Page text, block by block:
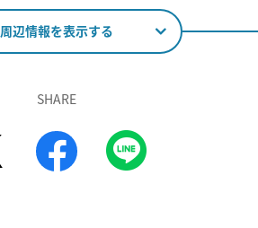
周辺情報を表示する
SHARE